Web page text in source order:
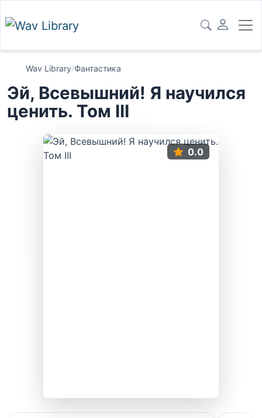
Wav Library/Фантастика
Эй, Всевышний! Я научился
ценить. Том III
0.0